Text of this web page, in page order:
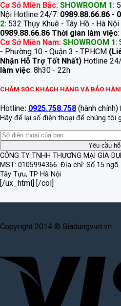
Cơ Sở Miền Bắc: SHOWROOM 1:
Nội Hotline 24/7: 0989.88.66.86 -
2: 532 Thụy Khuê - Tây Hồ - Hà
0989.88.66.86 Thời gian làm việc
Cơ Sở Miền Nam: SHOWROOM 1:
- Phường 10 - Quận 3 - TP.HCM
Nhận Hỗ Trợ Tốt Nhất) Hotline
làm việc: 8h30 - 22h
CHĂM SÓC KHÁCH HÀNG VÀ BẢO
Hotline: 0925.758.758 (hành chính)
Hãy để lại số điện thoại để chúng tôi
CÔNG TY TNHH THƯƠNG MẠI GIA
MST: 0105994366. Địa chỉ: Số 15 ngõ
Tây Tựu, TP Hà Nội
[/ux_html] [/col]
Copyright 2014 © Giadungviet.vn